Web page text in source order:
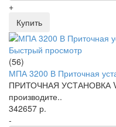
+
Купить
Быстрый просмотр
(56)
МПА 3200 В Приточная
ПРИТОЧНАЯ УСТАНОВКА
производите..
342657 р.
-